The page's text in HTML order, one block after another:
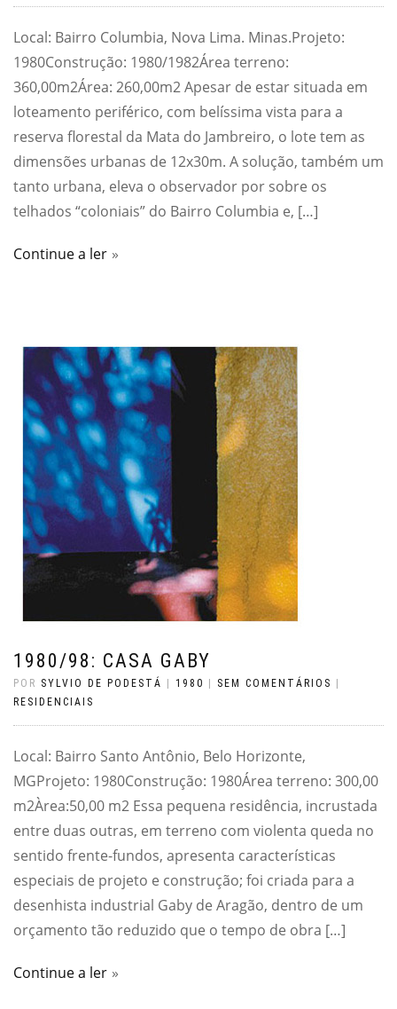
Local: Bairro Columbia, Nova Lima. Minas.Projeto:
1980Construção: 1980/1982Área terreno:
360,00m2Área: 260,00m2 Apesar de estar situada em
loteamento periférico, com belíssima vista para a
reserva florestal da Mata do Jambreiro, o lote tem as
dimensões urbanas de 12x30m. A solução, também um
tanto urbana, eleva o observador por sobre os
telhados “coloniais” do Bairro Columbia e, […]
Continue a ler
1980/98: CASA GABY
POR SYLVIO DE PODESTÁ 1980 SEM COMENTÁRIOS
RESIDENCIAIS
Local: Bairro Santo Antônio, Belo Horizonte,
MGProjeto: 1980Construção: 1980Área terreno: 300,00
m2Àrea:50,00 m2 Essa pequena residência, incrustada
entre duas outras, em terreno com violenta queda no
sentido frente-fundos, apresenta características
especiais de projeto e construção; foi criada para a
desenhista industrial Gaby de Aragão, dentro de um
orçamento tão reduzido que o tempo de obra […]
Continue a ler